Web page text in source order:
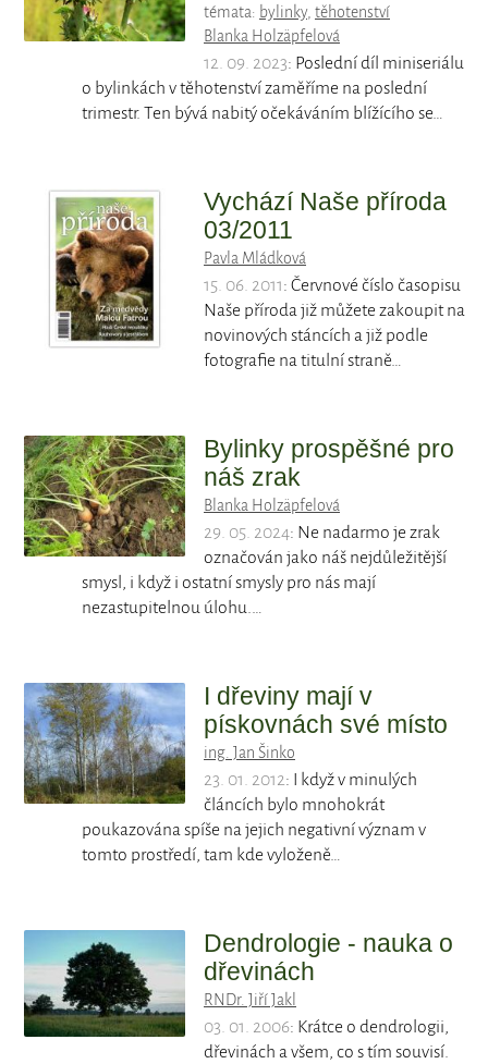
témata: bylinky, těhotenství
Blanka Holzäpfelová
12. 09. 2023: Poslední díl miniseriálu
o bylinkách v těhotenství zaměříme na poslední
trimestr. Ten bývá nabitý očekáváním blížícího se…
Vychází Naše příroda
03/2011
Pavla Mládková
15. 06. 2011: Červnové číslo časopisu
Naše příroda již můžete zakoupit na
novinových stáncích a již podle
fotografie na titulní straně…
Bylinky prospěšné pro
náš zrak
Blanka Holzäpfelová
29. 05. 2024: Ne nadarmo je zrak
označován jako náš nejdůležitější
smysl, i když i ostatní smysly pro nás mají
nezastupitelnou úlohu.…
I dřeviny mají v
pískovnách své místo
ing. Jan Šinko
23. 01. 2012: I když v minulých
článcích bylo mnohokrát
poukazována spíše na jejich negativní význam v
tomto prostředí, tam kde vyloženě…
Dendrologie - nauka o
dřevinách
RNDr. Jiří Jakl
03. 01. 2006: Krátce o dendrologii,
dřevinách a všem, co s tím souvisí.